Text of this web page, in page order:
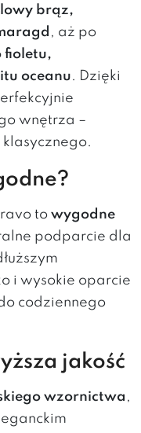
brąz,
, aż po
fioletu,
oceanu. Dzięki
wnętrza –
to wygodne
podparcie dla
i wysokie oparcie
codziennego
jakość
wzornictwa ,